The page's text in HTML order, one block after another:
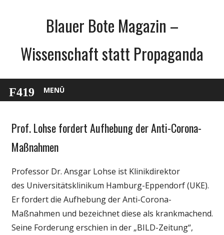
Blauer Bote Magazin –
Wissenschaft statt Propaganda
MENÜ
Gesellschaft
Wirtschaft
Wissenschaft
Prof. Lohse fordert Aufhebung der Anti-Corona-
Maßnahmen
Professor Dr. Ansgar Lohse ist Klinikdirektor
des Universitätsklinikum Hamburg-Eppendorf (UKE).
Er fordert die Aufhebung der Anti-Corona-
Maßnahmen und bezeichnet diese als krankmachend.
Seine Forderung erschien in der „BILD-Zeitung“,